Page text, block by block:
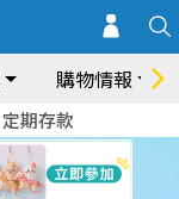
購物情報
定期存款